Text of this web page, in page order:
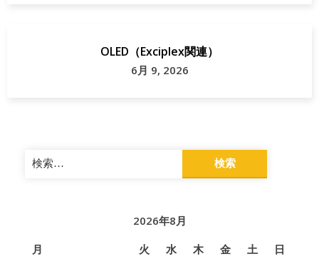
OLED（Exciplex関連）
6月 9, 2026
検
索:
2026年8月
月
火 水 木 金 土
日